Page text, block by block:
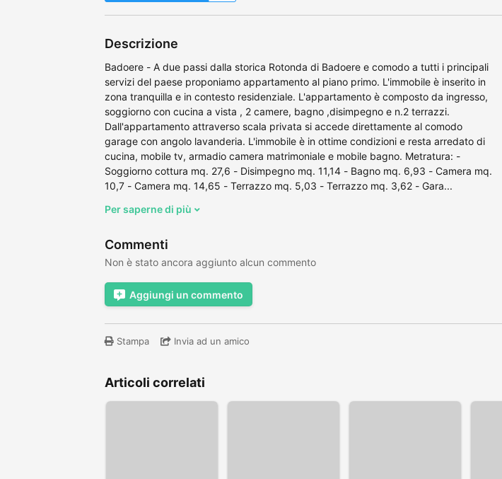
Descrizione
Badoere - A due passi dalla storica Rotonda di Badoere e comodo a tutti i principali
servizi del paese proponiamo appartamento al piano primo. L'immobile è inserito in
zona tranquilla e in contesto residenziale. L'appartamento è composto da ingresso,
soggiorno con cucina a vista , 2 camere, bagno ,disimpegno e n.2 terrazzi.
Dall'appartamento attraverso scala privata si accede direttamente al comodo
garage con angolo lavanderia. L'immobile è in ottime condizioni e resta arredato di
cucina, mobile tv, armadio camera matrimoniale e mobile bagno. Metratura: -
Soggiorno cottura mq. 27,6 - Disimpegno mq. 11,14 - Bagno mq. 6,93 - Camera mq.
10,7 - Camera mq. 14,65 - Terrazzo mq. 5,03 - Terrazzo mq. 3,62 - Gara...
Per saperne di più
Commenti
Non è stato ancora aggiunto alcun commento
Aggiungi un commento
Stampa Invia ad un amico
Articoli correlati